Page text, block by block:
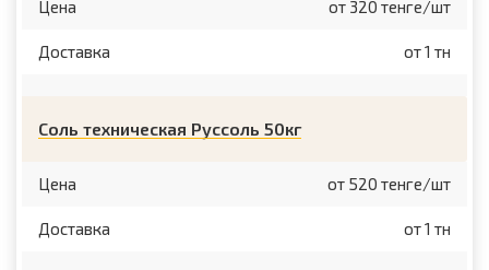
Цена от 320 тенге/шт
Доставка от 1 тн
Соль техническая Руссоль 50кг
Цена от 520 тенге/шт
Доставка от 1 тн